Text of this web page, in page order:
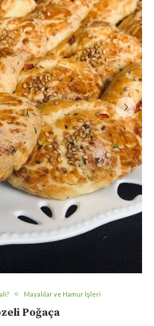
Mayalılar ve Hamur İşleri
Poğaça